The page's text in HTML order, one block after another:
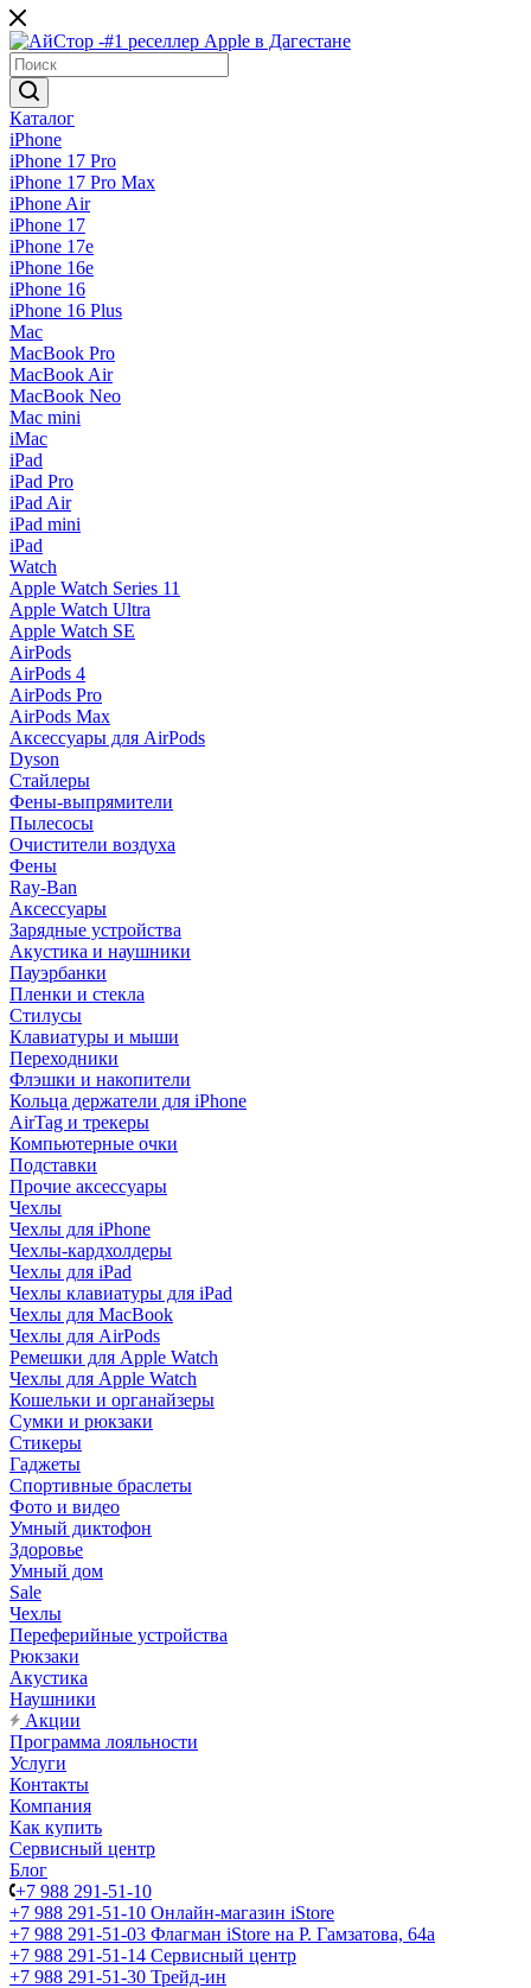
Каталог
iPhone
iPhone 17 Pro
iPhone 17 Pro Max
iPhone Air
iPhone 17
iPhone 17e
iPhone 16e
iPhone 16
iPhone 16 Plus
Mac
MacBook Pro
MacBook Air
MacBook Neo
Mac mini
iMac
iPad
iPad Pro
iPad Air
iPad mini
iPad
Watch
Apple Watch Series 11
Apple Watch Ultra
Apple Watch SE
AirPods
AirPods 4
AirPods Pro
AirPods Max
Аксессуары для AirPods
Dyson
Стайлеры
Фены-выпрямители
Пылесосы
Очистители воздуха
Фены
Ray-Ban
Аксессуары
Зарядные устройства
Акустика и наушники
Пауэрбанки
Пленки и стекла
Стилусы
Клавиатуры и мыши
Переходники
Флэшки и накопители
Кольца держатели для iPhone
AirTag и трекеры
Компьютерные очки
Подставки
Прочие аксессуары
Чехлы
Чехлы для iPhone
Чехлы-кардхолдеры
Чехлы для iPad
Чехлы клавиатуры для iPad
Чехлы для MacBook
Чехлы для AirPods
Ремешки для Apple Watch
Чехлы для Apple Watch
Кошельки и органайзеры
Сумки и рюкзаки
Стикеры
Гаджеты
Спортивные браслеты
Фото и видео
Умный диктофон
Здоровье
Умный дом
Sale
Чехлы
Переферийные устройства
Рюкзаки
Акустика
Наушники
Акции
Программа лояльности
Услуги
Контакты
Компания
Как купить
Сервисный центр
Блог
+7 988 291-51-10
+7 988 291-51-10 Онлайн-магазин iStore
+7 988 291-51-03 Флагман iStore на Р. Гамзатова, 64а
+7 988 291-51-14 Сервисный центр
+7 988 291-51-30 Трейд-ин